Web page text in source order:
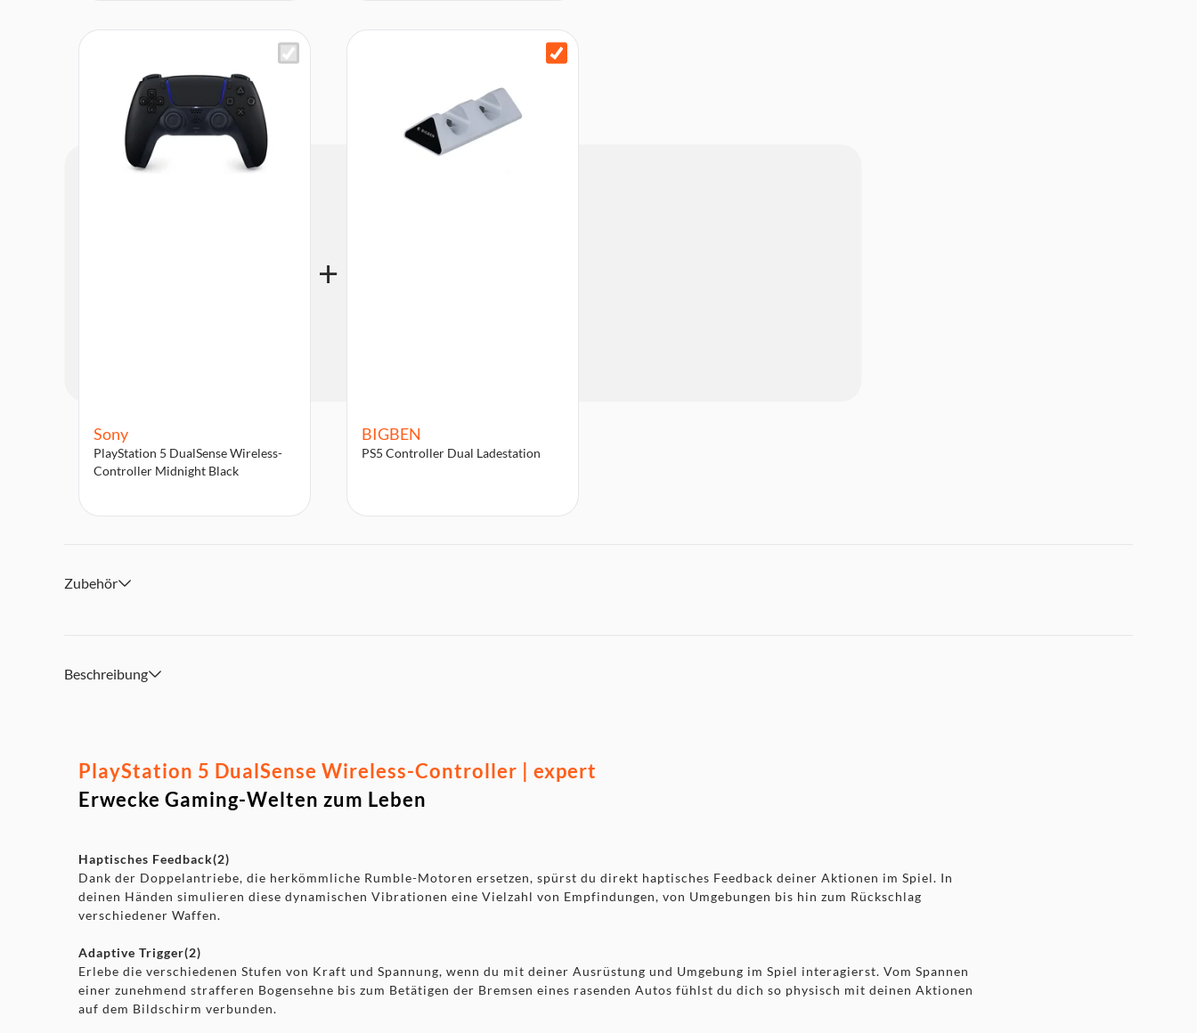
Sony
PlayStation 5 DualSense Wireless-
Controller Midnight Black
BIGBEN
PS5 Controller Dual Ladestation
Zubehör
Beschreibung
PlayStation 5 DualSense Wireless-Controller | expert
Erwecke Gaming-Welten zum Leben
Haptisches Feedback(2)
Dank der Doppelantriebe, die herkömmliche Rumble-Motoren ersetzen, spürst du direkt haptisches Feedback deiner Aktionen im Spiel. In
deinen Händen simulieren diese dynamischen Vibrationen eine Vielzahl von Empfindungen, von Umgebungen bis hin zum Rückschlag
verschiedener Waffen.
Adaptive Trigger(2)
Erlebe die verschiedenen Stufen von Kraft und Spannung, wenn du mit deiner Ausrüstung und Umgebung im Spiel interagierst. Vom Spannen
einer zunehmend strafferen Bogensehne bis zum Betätigen der Bremsen eines rasenden Autos fühlst du dich so physisch mit deinen Aktionen
auf dem Bildschirm verbunden.